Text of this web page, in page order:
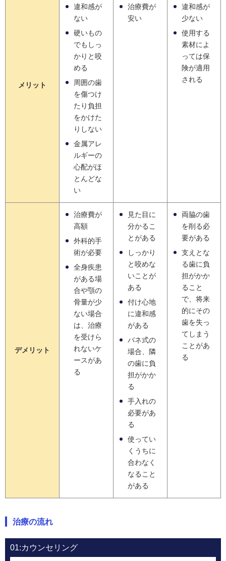
メリット
違和感が
ない
硬いもの
でもしっ
かりと咬
める
周囲の歯
を傷つけ
たり負担
をかけた
りしない
金属アレ
ルギーの
心配がほ
とんどな
い
治療費が
安い
違和感が
少ない
使用する
素材によ
っては保
険が適用
される
デメリット
治療費が
高額
外科的手
術が必要
全身疾患
がある場
合や顎の
骨量が少
ない場合
は、治療
を受けら
れないケ
ースがあ
る
見た目に
分かるこ
とがある
しっかり
と咬めな
いことが
ある
付け心地
に違和感
がある
バネ式の
場合、隣
の歯に負
担がかか
る
手入れの
必要があ
る
使ってい
くうちに
合わなく
なること
がある
両脇の歯
を削る必
要がある
支えとな
る歯に負
担がかか
ること
で、将来
的にその
歯を失っ
てしまう
ことがあ
る
治療の流れ
01:カウンセリング